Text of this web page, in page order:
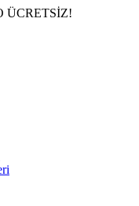
ÜCRETSİZ!